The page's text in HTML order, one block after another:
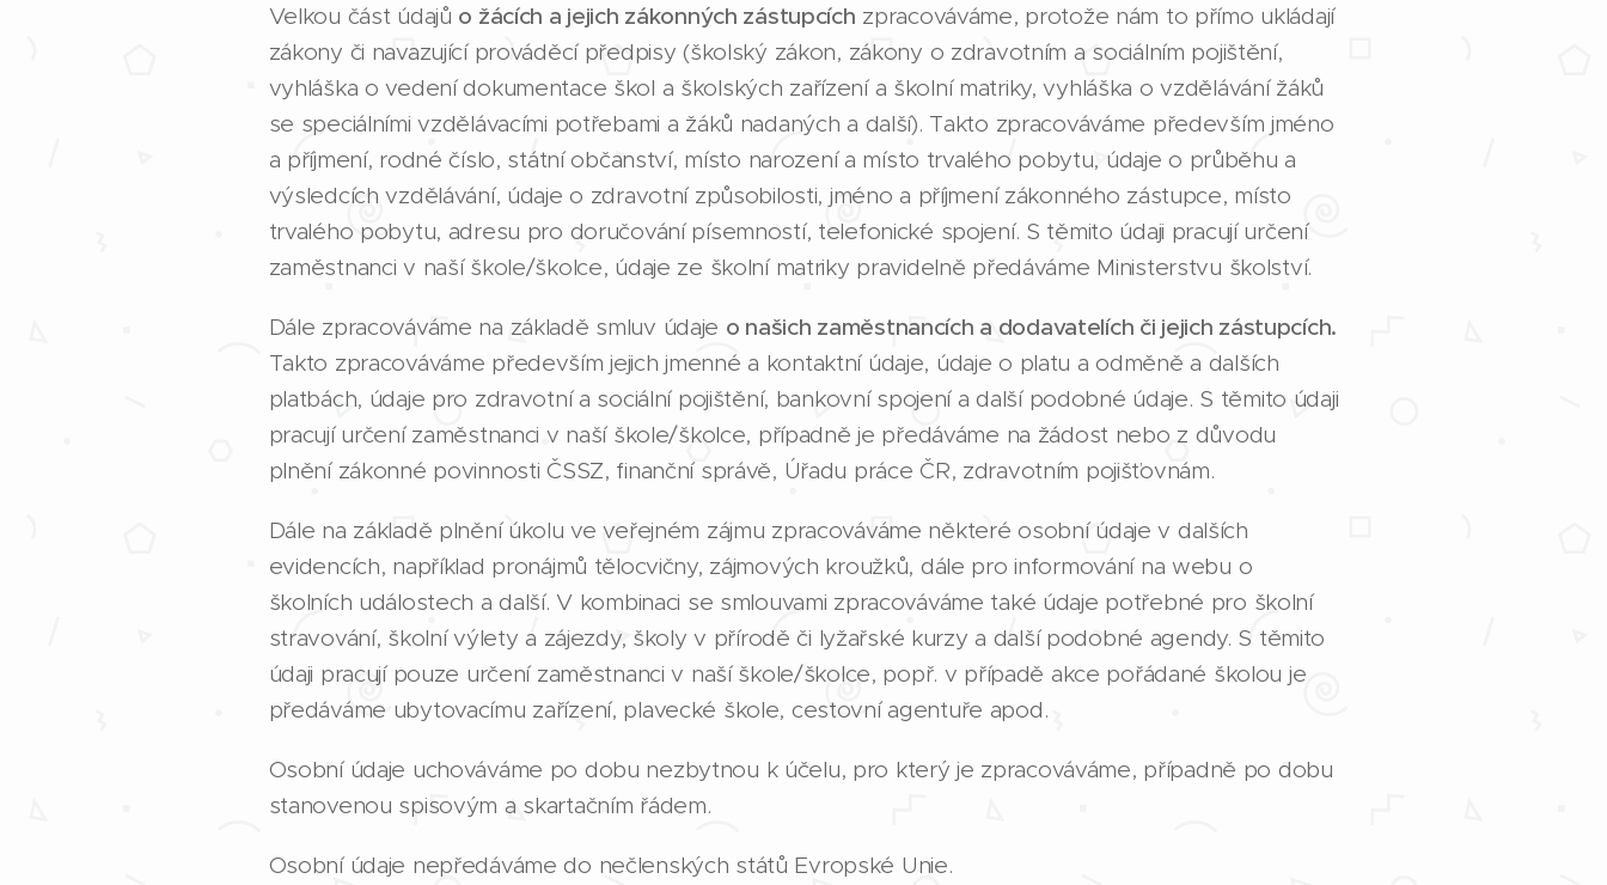
Velkou část údajů o žácích a jejich zákonných zástupcích zpracováváme, protože nám to přímo ukládají
zákony či navazující prováděcí předpisy (školský zákon, zákony o zdravotním a sociálním pojištění,
vyhláška o vedení dokumentace škol a školských zařízení a školní matriky, vyhláška o vzdělávání žáků
se speciálními vzdělávacími potřebami a žáků nadaných a další). Takto zpracováváme především jméno
a příjmení, rodné číslo, státní občanství, místo narození a místo trvalého pobytu, údaje o průběhu a
výsledcích vzdělávání, údaje o zdravotní způsobilosti, jméno a příjmení zákonného zástupce, místo
trvalého pobytu, adresu pro doručování písemností, telefonické spojení. S těmito údaji pracují určení
zaměstnanci v naší škole/školce, údaje ze školní matriky pravidelně předáváme Ministerstvu školství.
Dále zpracováváme na základě smluv údaje o našich zaměstnancích a dodavatelích či jejich zástupcích.
Takto zpracováváme především jejich jmenné a kontaktní údaje, údaje o platu a odměně a dalších
platbách, údaje pro zdravotní a sociální pojištění, bankovní spojení a další podobné údaje. S těmito údaji
pracují určení zaměstnanci v naší škole/školce, případně je předáváme na žádost nebo z důvodu
plnění zákonné povinnosti ČSSZ, finanční správě, Úřadu práce ČR, zdravotním pojišťovnám.
Dále na základě plnění úkolu ve veřejném zájmu zpracováváme některé osobní údaje v dalších
evidencích, například pronájmů tělocvičny, zájmových kroužků, dále pro informování na webu o
školních událostech a další. V kombinaci se smlouvami zpracováváme také údaje potřebné pro školní
stravování, školní výlety a zájezdy, školy v přírodě či lyžařské kurzy a další podobné agendy. S těmito
údaji pracují pouze určení zaměstnanci v naší škole/školce, popř. v případě akce pořádané školou je
předáváme ubytovacímu zařízení, plavecké škole, cestovní agentuře apod.
Osobní údaje uchováváme po dobu nezbytnou k účelu, pro který je zpracováváme, případně po dobu
stanovenou spisovým a skartačním řádem.
Osobní údaje nepředáváme do nečlenských států Evropské Unie.